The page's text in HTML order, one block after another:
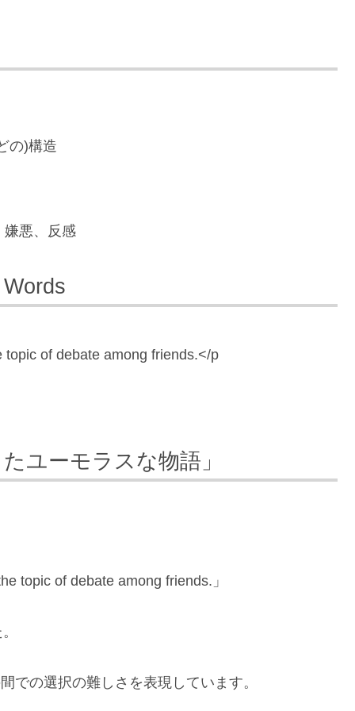
の)構造
嫌悪、反感
of debate among friends.</p
ユーモラスな物語」
topic of debate among friends.」
での選択の難しさを表現しています。